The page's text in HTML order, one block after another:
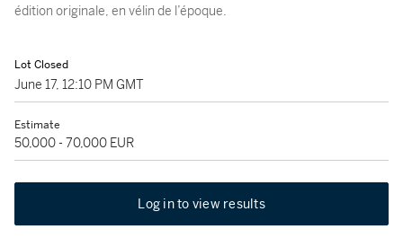
édition originale, en vélin de l’époque.
Lot Closed
June 17, 12:10 PM GMT
Estimate
50,000 - 70,000 EUR
Log in to view results